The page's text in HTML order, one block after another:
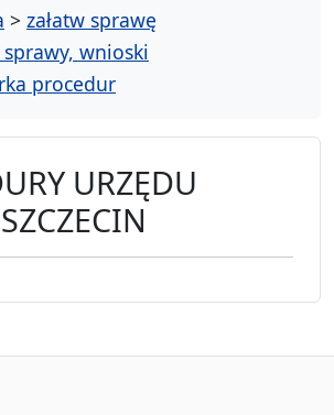
> załatw sprawę
wnioski
procedur
URZĘDU